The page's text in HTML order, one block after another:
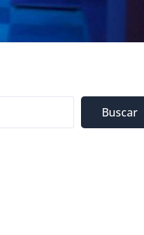
Buscar